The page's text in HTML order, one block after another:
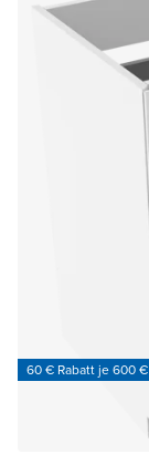
60 € Rabatt je 600 €